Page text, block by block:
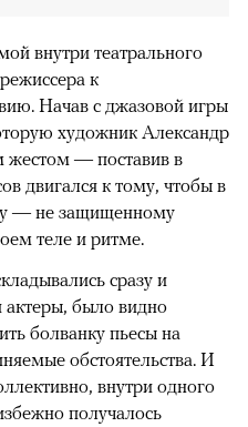
внутри театрального
к
Начав с джазовой игры
художник Александр
— поставив в
двигался к тому, чтобы в
— не защищенному
теле и ритме.
сразу и
актеры, было видно
болванку пьесы на
обстоятельства. И
внутри одного
получалось